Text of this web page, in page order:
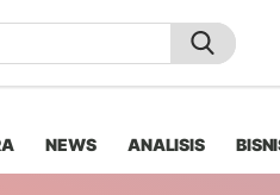
NEWS ANALISIS